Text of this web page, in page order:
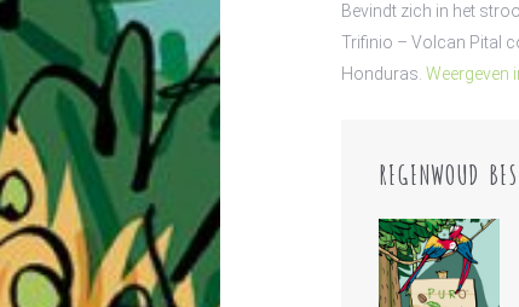
Bevindt zich in het
Trifinio – Volcan Pital
Honduras. Weergeven
REGENWOUD